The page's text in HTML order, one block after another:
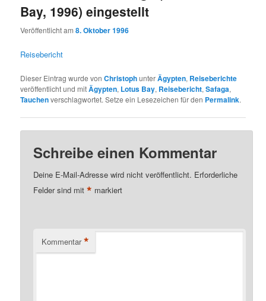
Bay, 1996) eingestellt
Veröffentlicht am8. Oktober 1996
Reisebericht
Dieser Eintrag wurde vonChristophunterÄgypten, Reiseberichte
veröffentlicht und mitÄgypten, Lotus Bay, Reisebericht,Safaga,
Tauchenverschlagwortet. Setze ein Lesezeichen für den Permalink.
Schreibe einen Kommentar
Deine E-Mail-Adresse wird nicht veröffentlicht. Erforderliche
Felder sind mit* markiert
Kommentar *